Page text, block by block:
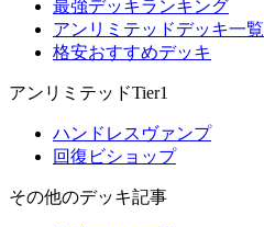
最強デッキランキング
アンリミテッドデッキ一覧
格安おすすめデッキ
アンリミテッドTier1
ハンドレスヴァンプ
回復ビショップ
その他のデッキ記事